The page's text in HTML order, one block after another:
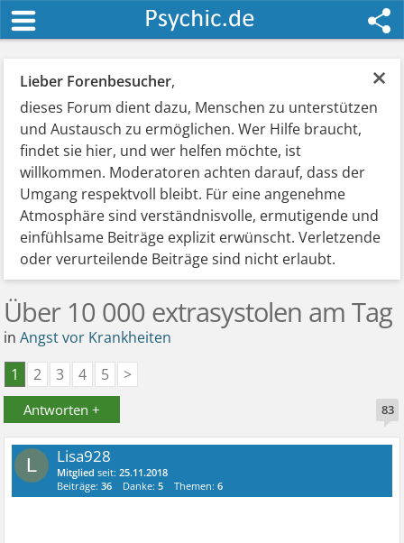
×
Lieber Forenbesucher,
dieses Forum dient dazu, Menschen zu unterstützen
und Austausch zu ermöglichen. Wer Hilfe braucht,
findet sie hier, und wer helfen möchte, ist
willkommen. Moderatoren achten darauf, dass der
Umgang respektvoll bleibt. Für eine angenehme
Atmosphäre sind verständnisvolle, ermutigende und
einfühlsame Beiträge explizit erwünscht. Verletzende
oder verurteilende Beiträge sind nicht erlaubt.
Über 10 000 extrasystolen am Tag
inAngst vor Krankheiten
1
2 3 4 5 >
Antworten + 83
L Lisa928
Mitglied seit:25.11.2018
Beiträge:36 Danke:5 Themen:6